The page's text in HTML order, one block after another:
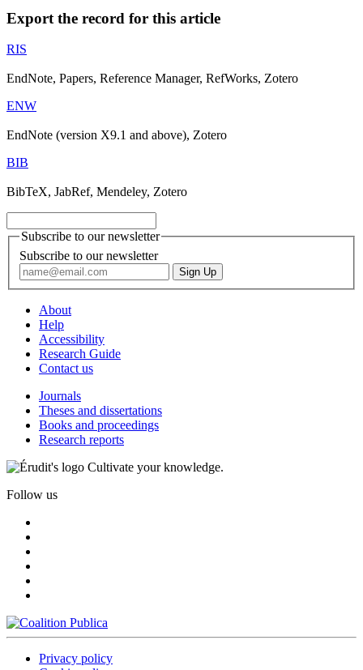
Export the record for this article
RIS
EndNote, Papers, Reference Manager, RefWorks, Zotero
ENW
EndNote (version X9.1 and above), Zotero
BIB
BibTeX, JabRef, Mendeley, Zotero
Subscribe to our newsletter
Subscribe to our newsletter
About
Help
Accessibility
Research Guide
Contact us
Journals
Theses and dissertations
Books and proceedings
Research reports
Cultivate your knowledge.
Follow us
Privacy policy